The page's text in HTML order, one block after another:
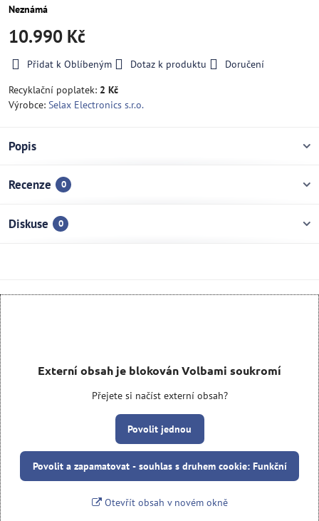
Neznámá
10.990 Kč
Přidat k Oblíbeným Dotaz k produktu
Doručení
Recyklační poplatek: 2 Kč
Výrobce: Selax Electronics s.r.o.
Popis
Recenze 0
Diskuse 0
Externí obsah je blokován Volbami soukromí
Přejete si načíst externí obsah?
Povolit jednou
Povolit a zapamatovat - souhlas s druhem cookie: Funkční
Otevřít obsah v novém okně